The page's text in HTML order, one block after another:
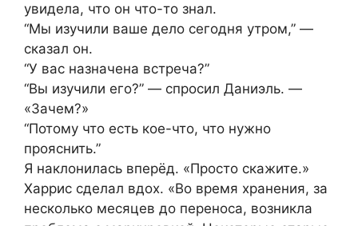
увидела, что он что-то знал.
“Мы изучили ваше дело сегодня утром,” —
сказал он.
“У вас назначена встреча?”
“Вы изучили его?” — спросил Даниэль. —
«Зачем?»
“Потому что есть кое-что, что нужно
прояснить.”
Я наклонилась вперёд. «Просто скажите.»
Харрис сделал вдох. «Во время хранения, за
несколько месяцев до переноса, возникла